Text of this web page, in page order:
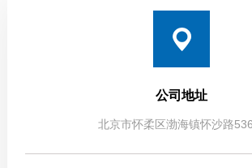
公司地址
北京市怀柔区渤海镇怀沙路